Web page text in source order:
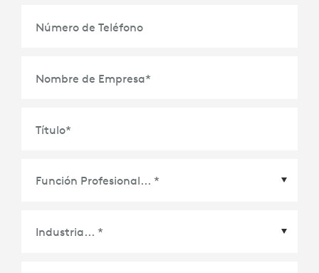
Número de Teléfono
Nombre de Empresa*
Título*